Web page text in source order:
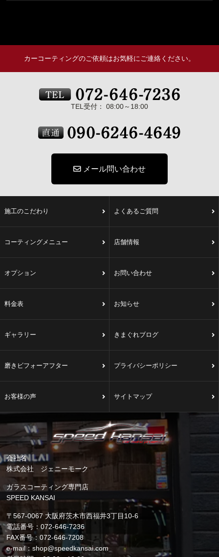
カーコーティングのご依頼はお気軽にご連絡ください。
TEL受付： 08:00～18:00
メール問い合わせ
施工のこだわり よくあるご質問
コーティングメニュー 店舗情報
オプション お問い合わせ
料金表 お知らせ
ギャラリー きまぐれブログ
磨きビフォーアフター プライバシーポリシー
お客様の声 サイトマップ
会社名
株式会社 ジェニーモーク
ガラスコーティング専門店
SPEED KANSAI
〒567-0067 大阪府茨木市西福井3丁目10-6
電話番号：072-646-7236
FAX番号：072-646-7208
e-mail：shop@speedkansai.com